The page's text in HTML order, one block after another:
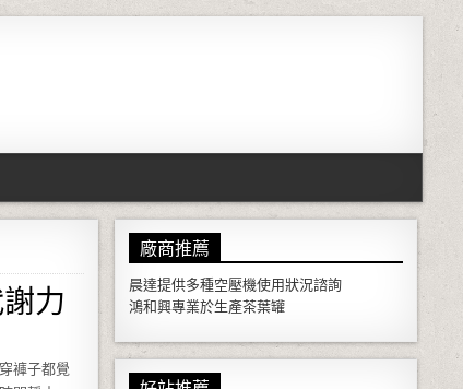
力
褲子都覺
廠商推薦
晨達提供多種空壓機使用狀況諮詢
鴻和興專業於生產茶葉罐